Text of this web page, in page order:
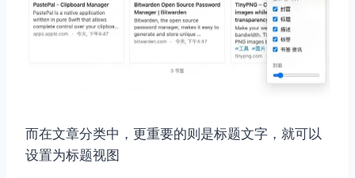
而在文章分类中，更重要的则是标题文字，就可以
设置为标题视图